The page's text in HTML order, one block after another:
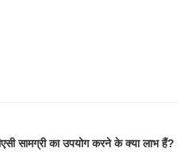
सामग्री का उपयोग करने के क्या लाभ हैं?